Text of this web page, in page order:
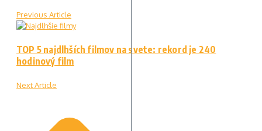
Previous Article
TOP 5 najdlhších filmov na svete: rekord je 240
hodinový film
Next Article